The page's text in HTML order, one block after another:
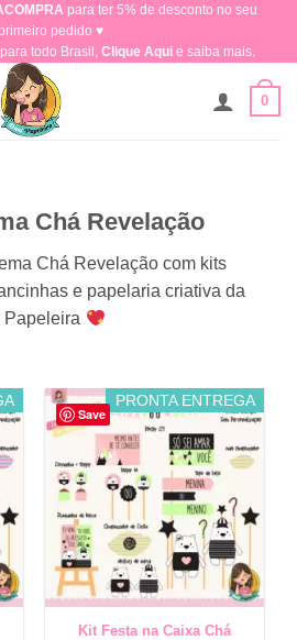
para ter 5% de desconto no seu
pedido ♥​
todo Brasil, Clique Aquie saiba mais.
0
Chá Revelação
Chá Revelação com kits
e papelaria criativa da
Papeleira
Save
PRONTA ENTREGA
Kit Festa na Caixa Chá